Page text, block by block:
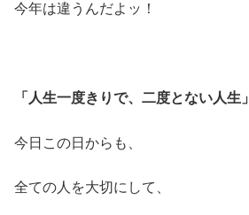
今年は違うんだよッ！
「人生一度きりで、二度とない人生」
今日この日からも、
全ての人を大切にして、